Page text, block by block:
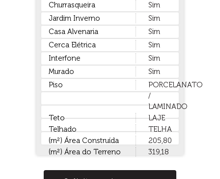
Churrasqueira
Sim
Jardim Inverno
Sim
Casa Alvenaria
Sim
Cerca Elétrica
Sim
Interfone
Sim
Murado
Sim
Piso
PORCELANATO
/
LAMINADO
Teto
LAJE
Telhado
TELHA
(m²) Área Construída
205,80
(m²) Área do Terreno
319,18